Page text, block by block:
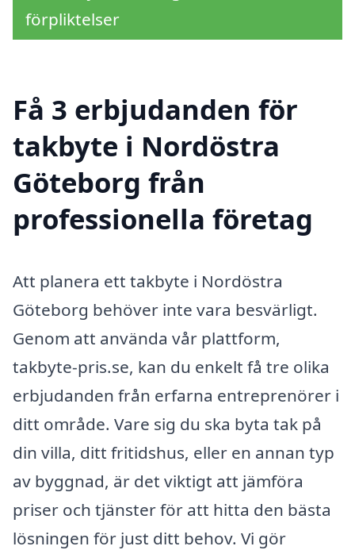
förpliktelser
Få 3 erbjudanden för
takbyte i Nordöstra
Göteborg från
professionella företag
Att planera ett takbyte i Nordöstra
Göteborg behöver inte vara besvärligt.
Genom att använda vår plattform,
takbyte-pris.se, kan du enkelt få tre olika
erbjudanden från erfarna entreprenörer i
ditt område. Vare sig du ska byta tak på
din villa, ditt fritidshus, eller en annan typ
av byggnad, är det viktigt att jämföra
priser och tjänster för att hitta den bästa
lösningen för just ditt behov. Vi gör